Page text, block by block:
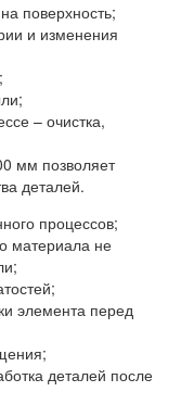
поверхность;
и изменения
– очистка,
мм позволяет
деталей.
процессов;
материала не
элемента перед
деталей после